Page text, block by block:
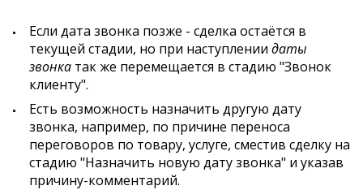
Если дата звонка позже - сделка остаётся в
текущей стадии, но при наступлении даты
звонка так же перемещается в стадию "Звонок
клиенту".
Есть возможность назначить другую дату
звонка, например, по причине переноса
переговоров по товару, услуге, сместив сделку на
стадию "Назначить новую дату звонка" и указав
причину-комментарий.